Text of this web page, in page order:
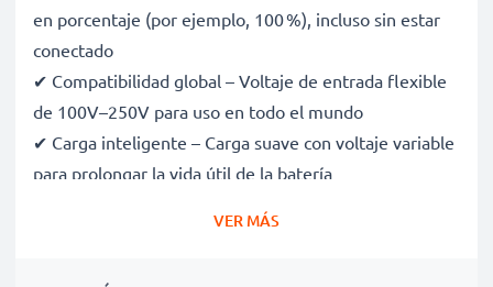
en porcentaje (por ejemplo, 100 %), incluso sin estar
conectado
✔ Compatibilidad global – Voltaje de entrada flexible
de 100V–250V para uso en todo el mundo
✔ Carga inteligente – Carga suave con voltaje variable
para prolongar la vida útil de la batería
VER MÁS